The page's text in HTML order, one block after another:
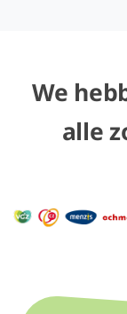
We
alle